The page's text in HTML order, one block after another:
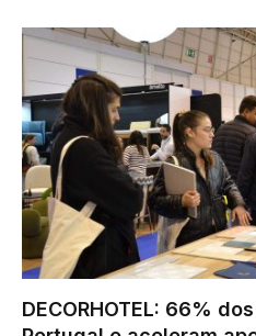
DECORHOTEL: 66%